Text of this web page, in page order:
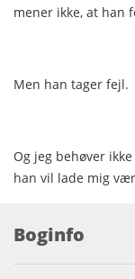
mener ikke, at han
Men han tager fejl.
Og jeg behøver
han vil lade mig
Boginfo